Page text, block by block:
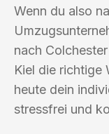
Wenn du also
nach
Kiel die richtige
heute dein
stressfrei und